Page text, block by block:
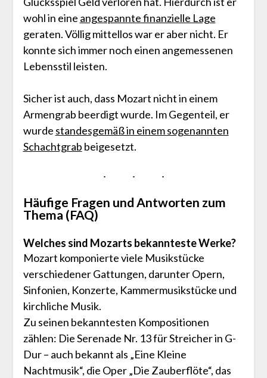
wohl in eine angespannte finanzielle Lage
geraten. Völlig mittellos war er aber nicht. Er
konnte sich immer noch einen angemessenen
Lebensstil leisten.
Sicher ist auch, dass Mozart nicht in einem
Armengrab beerdigt wurde. Im Gegenteil, er
wurde standesgemäß in einem sogenannten
Schachtgrab beigesetzt.
Häufige Fragen und Antworten zum
Thema (FAQ)
Welches sind Mozarts bekannteste Werke?
Mozart komponierte viele Musikstücke
verschiedener Gattungen, darunter Opern,
Sinfonien, Konzerte, Kammermusikstücke und
kirchliche Musik.
Zu seinen bekanntesten Kompositionen
zählen: Die Serenade Nr. 13 für Streicher in G-
Dur – auch bekannt als „Eine Kleine
Nachtmusik“, die Oper „Die Zauberflöte“, das